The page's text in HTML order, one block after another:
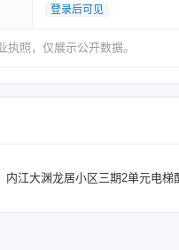
登录后可见
执照，仅展示公开数据。
内江大渊龙居小区三期2单元电梯